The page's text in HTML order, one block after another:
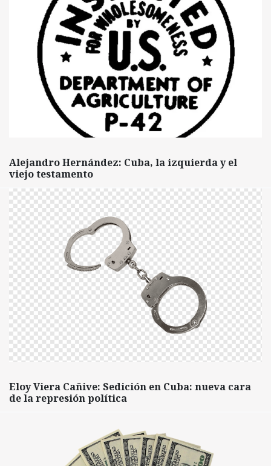
Alejandro Hernández: Cuba, la izquierda y el
viejo testamento
Eloy Viera Cañive: Sedición en Cuba: nueva cara
de la represión política